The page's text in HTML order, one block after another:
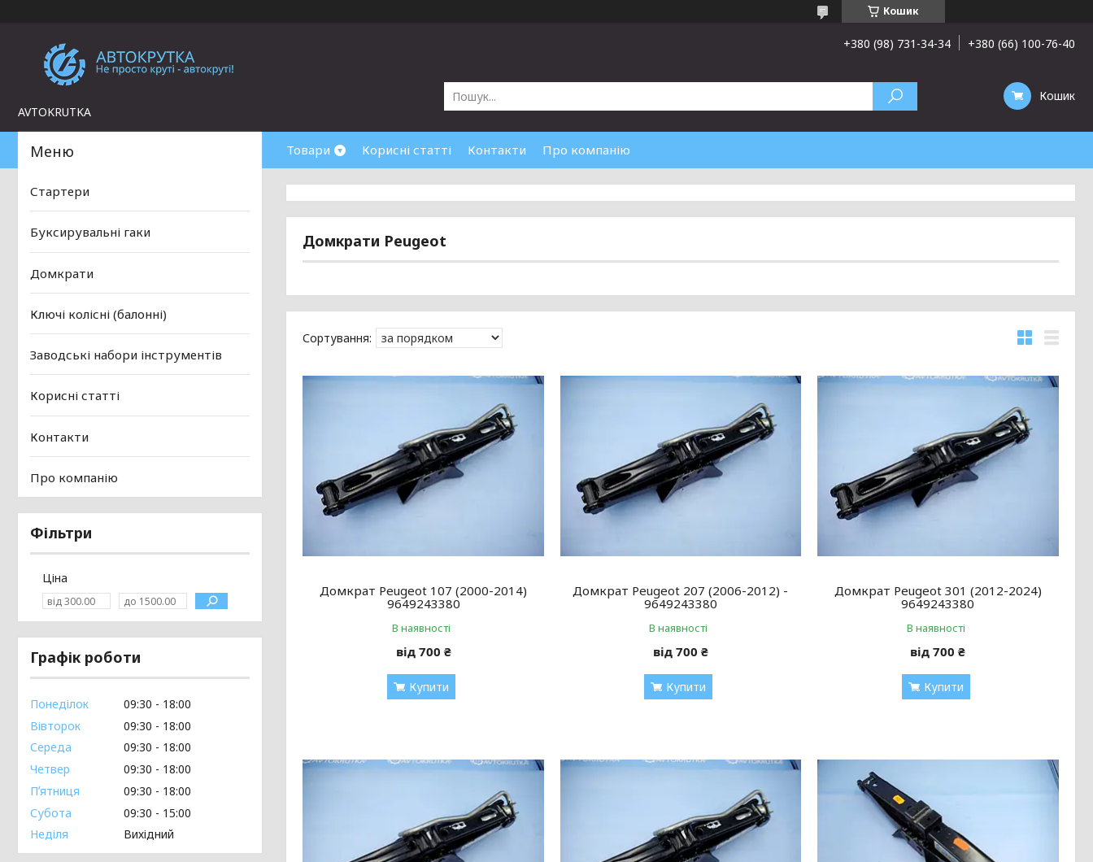
Кошик
AVTOKRUTKA
+380 (98) 731-34-34 +380 (66) 100-76-40
Кошик
Товари Корисні статті Контакти Про компанію
Домкрати Peugeot
Домкрат Peugeot 107 (2000-2014)
9649243380
В наявності
від 700 ₴
Купити
Домкрат Peugeot 207 (2006-2012) -
9649243380
В наявності
від 700 ₴
Купити
Домкрат Peugeot 301 (2012-2024)
9649243380
В наявності
від 700 ₴
Купити
Стартери
Буксирувальні гаки
Домкрати
Ключі колісні (балонні)
Заводські набори інструментів
Корисні статті
Контакти
Про компанію
Фільтри
Ціна
Графік роботи
Понеділок 09:30
18:00
Вівторок
09:30
18:00
Середа
09:30
18:00
Четвер
09:30
18:00
Пʼятниця
09:30
18:00
Субота
09:30
15:00
Неділя
Вихідний